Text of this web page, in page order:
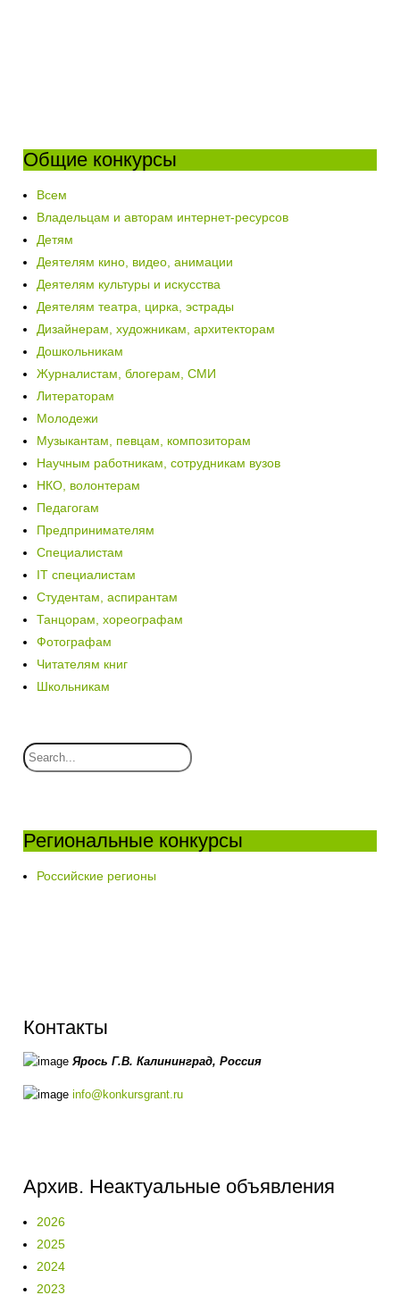
Общие конкурсы
Всем
Владельцам и авторам интернет-ресурсов
Детям
Деятелям кино, видео, анимации
Деятелям культуры и искусства
Деятелям театра, цирка, эстрады
Дизайнерам, художникам, архитекторам
Дошкольникам
Журналистам, блогерам, СМИ
Литераторам
Молодежи
Музыкантам, певцам, композиторам
Научным работникам, сотрудникам вузов
НКО, волонтерам
Педагогам
Предпринимателям
Специалистам
IT специалистам
Студентам, аспирантам
Танцорам, хореографам
Фотографам
Читателям книг
Школьникам
Региональные конкурсы
Российские регионы
Контакты
Ярось Г.В.Калининград,Россия
info@konkursgrant.ru
Архив. Неактуальные объявления
2026
2025
2024
2023